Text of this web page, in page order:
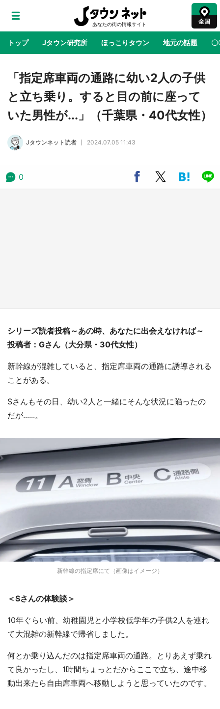
全国
トップ Jタウン研究所 ほっこりタウン 地元の話題 〇
地域×二次元 絶景 あの時はありがとう 物語がはじ
ラプラス・ダークネスが栃木県を征服！？ 県
公式プロモ動画で「聖地」が生産されてます
の「猫猫像」も【8／1～10／26】
「指定席車両の通路に幼い2人の子供
と立ち乗り。すると目の前に座って
いた男性が...」（千葉県・40代女性）
Jタウンネット読者 2024.07.05 11:43
0
シリーズ読者投稿～あの時、あなたに出会えなければ～
投稿者：Gさん（大分県・30代女性）
新幹線が混雑していると、指定席車両の通路に誘導される
ことがある。
Sさんもその日、幼い2人と一緒にそんな状況に陥ったの
だが......。
新幹線の指定席にて（画像はイメージ）
＜Sさんの体験談＞
10年ぐらい前、幼稚園児と小学校低学年の子供2人を連れ
て大混雑の新幹線で帰省しました。
何とか乗り込んだのは指定席車両の通路。とりあえず乗れ
て良かったし、1時間ちょっとだからここで立ち、途中移
動出来たら自由席車両へ移動しようと思っていたのです。